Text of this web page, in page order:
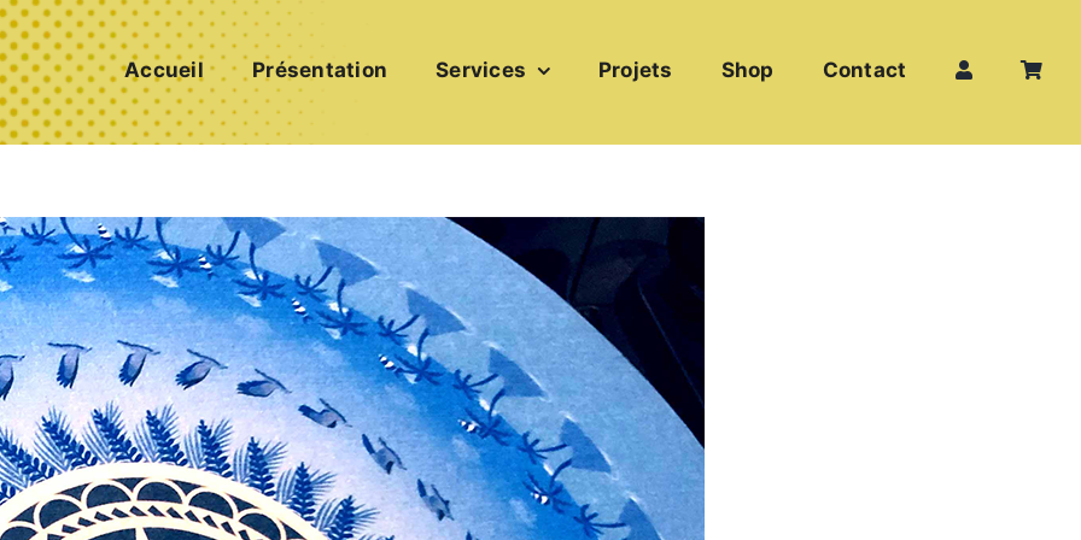
Accueil Présentation Services Projets Shop Contact